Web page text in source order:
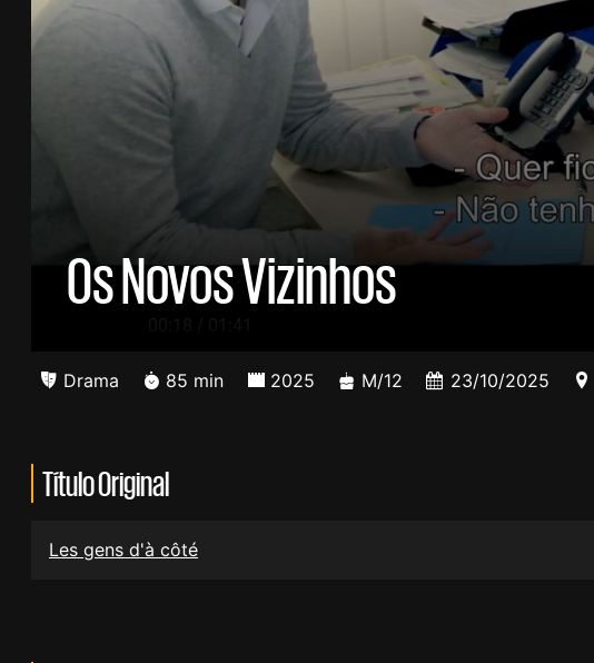
Os Novos Vizinhos
Drama 85 min 2025 M/12 23/10/2025
Título Original
Les gens d'à côté